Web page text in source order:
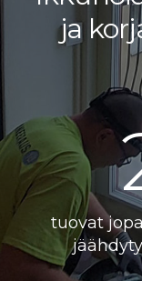
ja
tuovat